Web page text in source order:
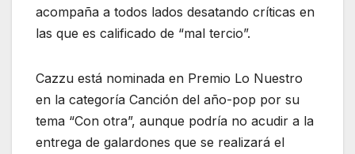
acompaña a todos lados desatando críticas en
las que es calificado de “mal tercio”.
Cazzu está nominada en Premio Lo Nuestro
en la categoría Canción del año-pop por su
tema “Con otra”, aunque podría no acudir a la
entrega de galardones que se realizará el